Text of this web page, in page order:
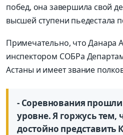
побед, она завершила свой
высшей ступени пьедестала
Примечательно, что Данара
инспектором СОБРа
Астаны и имеет звание
- Соревнования
уровне. Я горжусь тем,
достойно представить